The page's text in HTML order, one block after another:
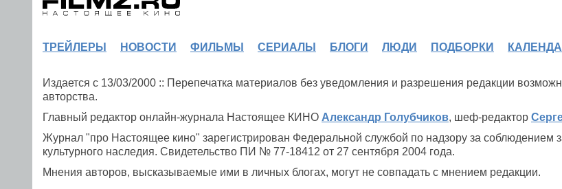
ТРЕЙЛЕРЫ НОВОСТИ ФИЛЬМЫ СЕРИАЛЫ БЛОГИ ЛЮДИ ПОДБОРКИ
Издается с 13/03/2000 :: Перепечатка материалов без уведомления и разрешения редакции
авторства.
Главный редактор онлайн-журнала Настоящее КИНО Александр Голубчиков, шеф-редактор
Журнал "про Настоящее кино" зарегистрирован Федеральной службой по надзору за соблюдением
культурного наследия. Свидетельство ПИ № 77-18412 от 27 сентября 2004 года.
Мнения авторов, высказываемые ими в личных блогах, могут не совпадать с мнением редакции.